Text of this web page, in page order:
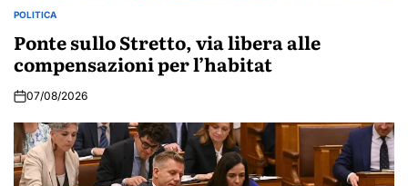
POSTED
POLITICA
Ponte sullo Stretto, via libera alle
compensazioni per l’habitat
07/08/2026